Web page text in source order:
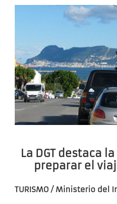
La DGT destaca
preparar el
TURISMO / Ministerio del